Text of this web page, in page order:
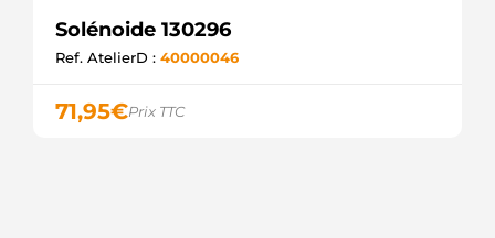
Solénoide 130296
Ref. AtelierD : 40000046
71,95€Prix TTC